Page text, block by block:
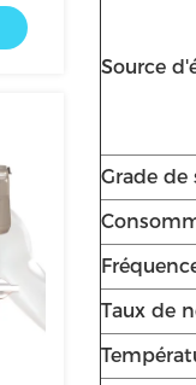
Source
Grade de
Taux de